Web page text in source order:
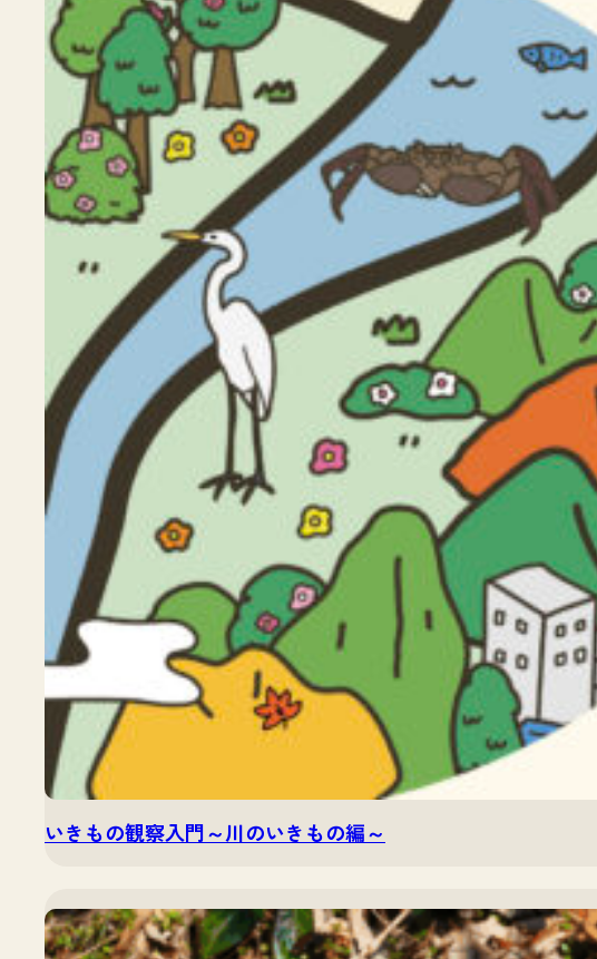
いきもの観察入門～川のいきもの編～